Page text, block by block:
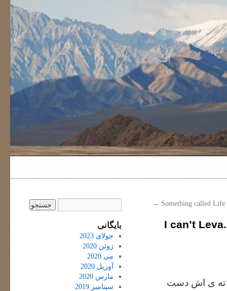
Something called Life
→
“I can’t
ته ی اش دست
بایگانی
جولای 2023
ژوئن 2020
می 2020
آوریل 2020
مارس 2020
سپتامبر 2019